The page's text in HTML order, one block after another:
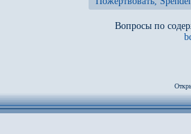
Вопросы по